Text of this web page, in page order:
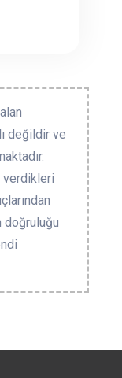
değildir ve
verdikleri